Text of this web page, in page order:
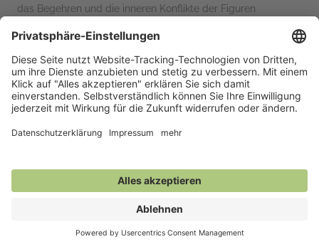
das Begehren und die inneren Konflikte der Figuren
Wirkung. Als Zuhörer wird man schnell von der Geschichte in
den Bann gezogen. Es ist ein Hörbuch voller Herz, Konflikte
und Sehnsucht. Die Geschichte ist nicht nur eine
Liebesgeschichte, sondern auch eine über Selbstfindung,
Vergebung und den Mut, sich selbst treu zu bleiben. Für
mich sehr eindrucksvoll erzählt. Ich kann dieses Hörbuch nur
empfehlen.
Bestellen oder kaufen Sie dieses Buch in
der Verkaufsstelle Ihrer Wahl.
Buchhandlung finden.